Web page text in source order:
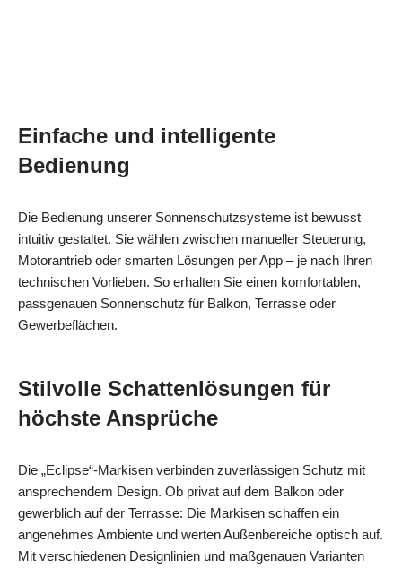
Einfache und intelligente
Bedienung
Die Bedienung unserer Sonnenschutzsysteme ist bewusst
intuitiv gestaltet. Sie wählen zwischen manueller Steuerung,
Motorantrieb oder smarten Lösungen per App – je nach Ihren
technischen Vorlieben. So erhalten Sie einen komfortablen,
passgenauen Sonnenschutz für Balkon, Terrasse oder
Gewerbeflächen.
Stilvolle Schattenlösungen für
höchste Ansprüche
Die „Eclipse“-Markisen verbinden zuverlässigen Schutz mit
ansprechendem Design. Ob privat auf dem Balkon oder
gewerblich auf der Terrasse: Die Markisen schaffen ein
angenehmes Ambiente und werten Außenbereiche optisch auf.
Mit verschiedenen Designlinien und maßgenauen Varianten